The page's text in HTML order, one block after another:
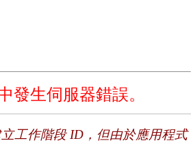
發生伺服器錯誤。
工作階段 ID，但由於應用程式